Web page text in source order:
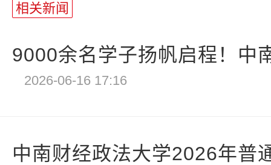
相关新闻
9000余名学子扬帆启程！中
2026-06-16 17:16
中南财经政法大学2026年普